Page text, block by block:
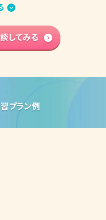
導詳細
してみる
プラン例